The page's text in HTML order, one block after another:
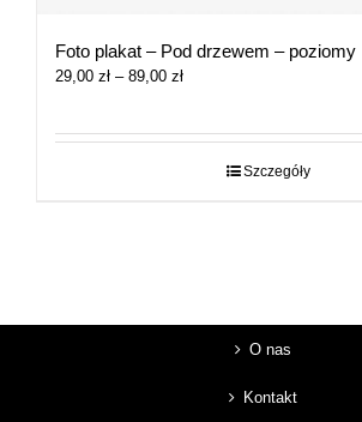
Foto plakat – Pod drzewem – poziomy
29,00 zł – 89,00 złZakres
29,00 zł
Szczegóły
O nas
Kontakt